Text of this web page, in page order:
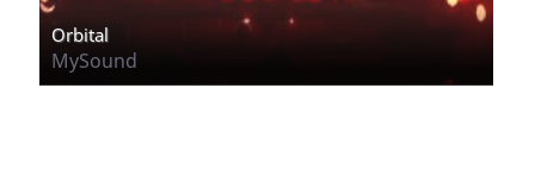
Orbital
MySound